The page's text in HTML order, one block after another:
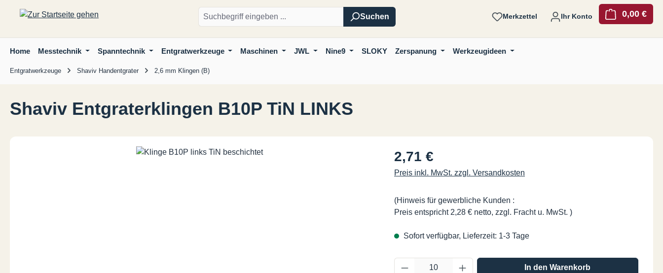
Hauptinhalt springen
Zur Suche springen
Zur Hauptnavigation springen
Suchen Merkzettel Ihr Konto 0,00 €
Home Messtechnik Spanntechnik Entgratwerkzeuge Maschinen JWL Nine9 SLOKY Zerspanung Werkzeugideen
Entgratwerkzeuge Shaviv Handentgrater 2,6 mm Klingen (B)
Shaviv Entgraterklingen B10P TiN LINKS
Regulärer Preis:
2,71 €
Preis inkl. MwSt. zzgl. Versandkosten
(Hinweis für gewerbliche Kunden :
Preis entspricht 2,28 € netto, zzgl. Fracht u. MwSt. )
Sofort verfügbar, Lieferzeit: 1-3 Tage
Produkt Anzahl: Gib den gewünschten Wert ein
In den Warenkorb